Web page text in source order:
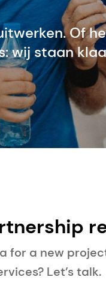
Of
wij staan
for a new
Let’s talk.